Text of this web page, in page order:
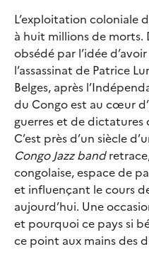
L’exploitation coloniale
à huit millions de morts.
obsédé par l’idée
l’assassinat de Patrice
Belges, après
du Congo est au cœur
guerres et de dictatures
C’est près d’un siècle
Congo Jazz band
congolaise, espace de
et influençant le cours
aujourd’hui. Une
et pourquoi ce pays si
ce point aux mains des